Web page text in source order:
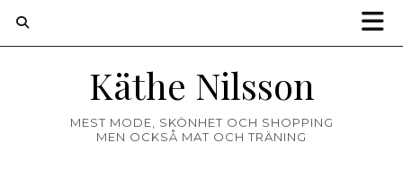
Käthe Nilsson
MEST MODE, SKÖNHET OCH SHOPPING
MEN OCKSÅ MAT OCH TRÄNING